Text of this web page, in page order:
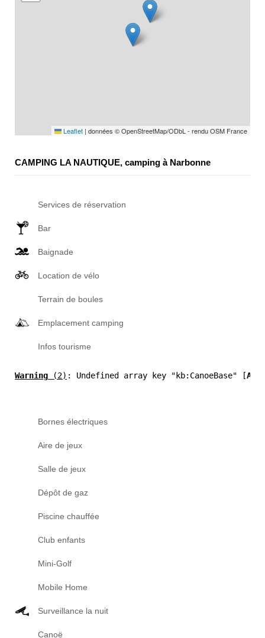
Leaflet | données © OpenStreetMap/ODbL - rendu OSM France
CAMPING LA NAUTIQUE, camping à Narbonne
Services de réservation
Bar
Baignade
Location de vélo
Terrain de boules
Emplacement camping
Infos tourisme
Warning (2) : Undefined array key "kb:CanoeBase" [
Bornes électriques
Aire de jeux
Salle de jeux
Dépôt de gaz
Piscine chauffée
Club enfants
Mini-Golf
Mobile Home
Surveillance la nuit
Canoë